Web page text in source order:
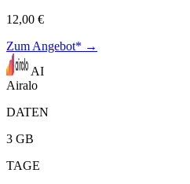
12,00 €
Zum Angebot* →
AI
Airalo
DATEN
3 GB
TAGE